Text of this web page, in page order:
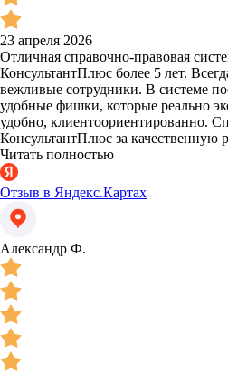
23 апреля 2026
Отличная справочно-правовая
КонсультантПлюс более 5 лет.
вежливые сотрудники. В системе
удобные фишки, которые реально
удобно, клиентоориентированно.
КонсультантПлюс за качественную
Читать полностью
Отзыв в Яндекс.Картах
Александр Ф.